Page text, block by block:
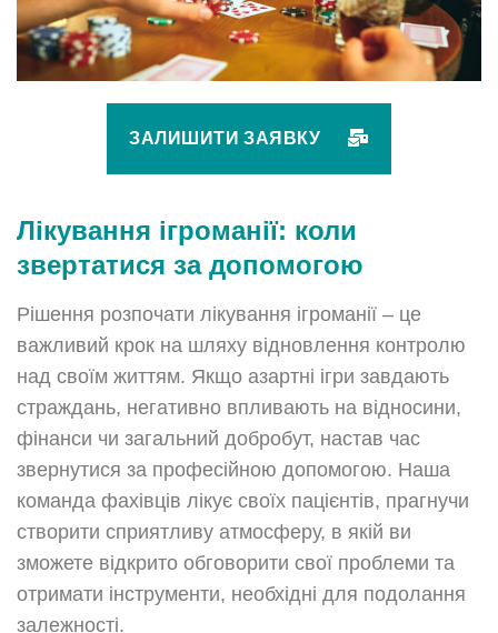
ЗАЛИШИТИ ЗАЯВКУ
Лікування ігроманії: коли
звертатися за допомогою
Рішення розпочати лікування ігроманії – це
важливий крок на шляху відновлення контролю
над своїм життям. Якщо азартні ігри завдають
страждань, негативно впливають на відносини,
фінанси чи загальний добробут, настав час
звернутися за професійною допомогою. Наша
команда фахівців лікує своїх пацієнтів, прагнучи
створити сприятливу атмосферу, в якій ви
зможете відкрито обговорити свої проблеми та
отримати інструменти, необхідні для подолання
залежності.